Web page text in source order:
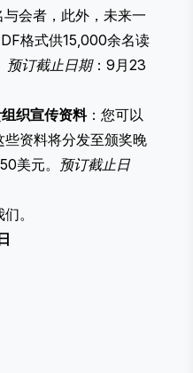
会者，此外，未来一
格式供15,000余名读
预订截止日期：9月23
织宣传资料：您可以
资料将分发至颁奖晚
美元。 预订截止日
们。